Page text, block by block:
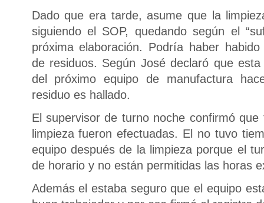
Dado que era tarde, asume que la
siguiendo el SOP, quedando según el
próxima elaboración. Podría haber
de residuos. Según José declaró que
del próximo equipo de manufactura
residuo es hallado.
El supervisor de turno noche confirmó
limpieza fueron efectuadas. El no tuvo
equipo después de la limpieza porque el
de horario y no están permitidas las horas
Además el estaba seguro que el equipo